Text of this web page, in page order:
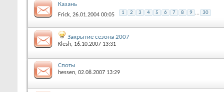
Казань
Frick‎, 26.01.2004 00:05 1 2 3 4 5 6 7 8 9 ... 30
Закрытие сезона 2007
Klesh‎, 16.10.2007 13:31
Споты
hessen‎, 02.08.2007 13:29